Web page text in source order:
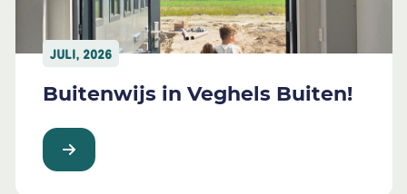
JULI, 2026
Buitenwijs in Veghels Buiten!